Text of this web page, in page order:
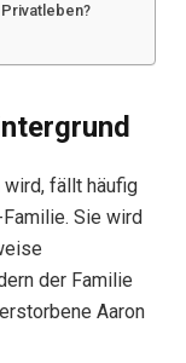
wird, fällt häufig
Sie wird
der Familie
Aaron